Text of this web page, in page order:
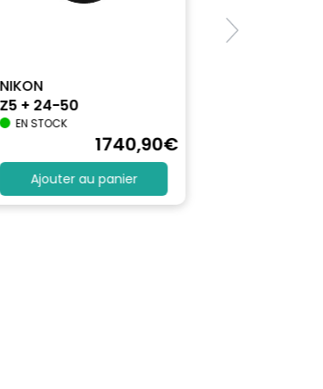
NIKON
Z5 + 24-50
EN STOCK
1740,90€
Ajouter au panier